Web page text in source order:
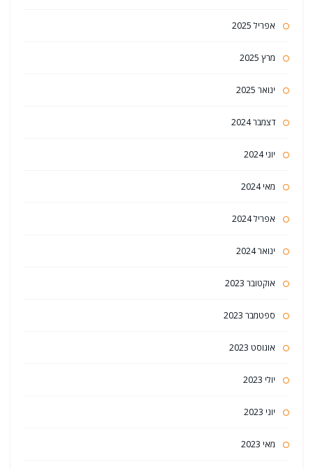
אפריל 2025
מרץ 2025
ינואר 2025
דצמבר 2024
יוני 2024
מאי 2024
אפריל 2024
ינואר 2024
אוקטובר 2023
ספטמבר 2023
אוגוסט 2023
יולי 2023
יוני 2023
מאי 2023